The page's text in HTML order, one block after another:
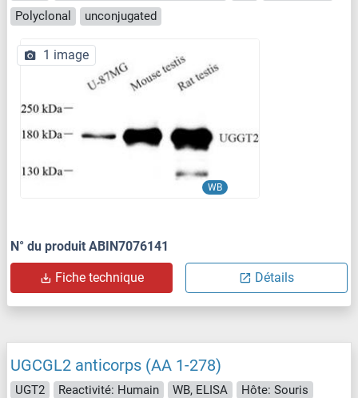
Polyclonal
unconjugated
WB
1 image
N° du produit ABIN7076141
Fiche technique Détails
UGCGL2 anticorps (AA 1-278)
UGT2 Reactivité: Humain WB, ELISA
Hôte: Souris